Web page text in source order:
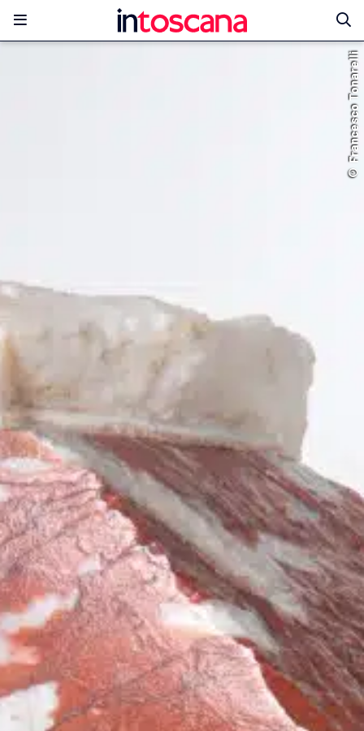
© Francesco Tonarelli